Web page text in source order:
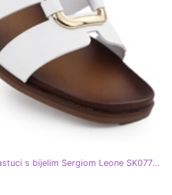
Sergio Leone Ženski lepršavi jastuci s bijelim Sergiom Leone SK077H bijela